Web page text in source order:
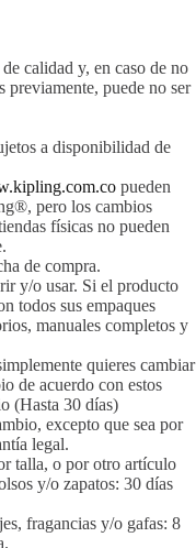
calidad y, en caso de no
previamente, puede no ser
a disponibilidad de
pueden
pero los cambios
físicas no pueden
de compra.
y/o usar. Si el producto
todos sus empaques
manuales completos y
quieres cambiar
de acuerdo con estos
(Hasta 30 días)
excepto que sea por
legal.
talla, o por otro artículo
y/o zapatos: 30 días
fragancias y/o gafas: 8